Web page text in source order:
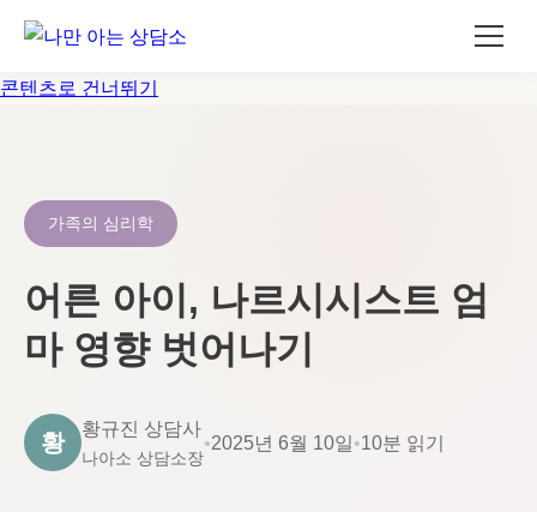
콘텐츠로 건너뛰기
가족의 심리학
어른 아이, 나르시시스트 엄
마 영향 벗어나기
황
황규진 상담사
나아소 상담소장
•2025년 6월 10일•10분 읽기